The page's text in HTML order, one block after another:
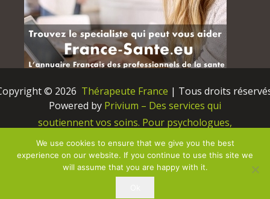
© 2026 Thérapeute France | Tous droits
Powered by Privium – Des services qui
soutiennent vos soins. Pour psychologues,
psychotherapeutes et hypnotherapeutes.
RGPD – Politique de Protection de la Vie Privée
We use cookies to ensure that we give you the best
experience on our website. If you continue to use this site we
will assume that you are happy with it.